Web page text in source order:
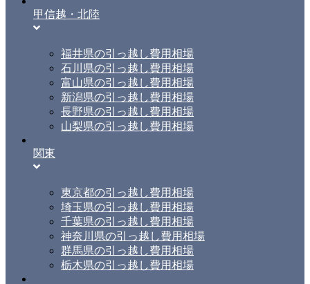
甲信越・北陸
福井県の引っ越し費用相場
石川県の引っ越し費用相場
富山県の引っ越し費用相場
新潟県の引っ越し費用相場
長野県の引っ越し費用相場
山梨県の引っ越し費用相場
関東
東京都の引っ越し費用相場
埼玉県の引っ越し費用相場
千葉県の引っ越し費用相場
神奈川県の引っ越し費用相場
群馬県の引っ越し費用相場
栃木県の引っ越し費用相場